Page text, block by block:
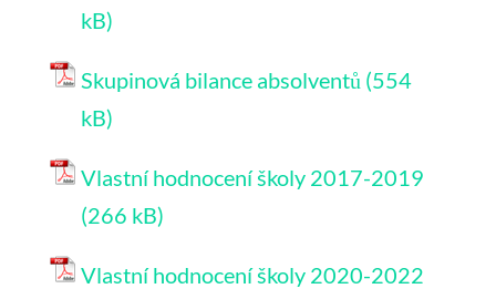
Skupinová bilance absolventů
Vlastní hodnocení školy 2017-2019
Vlastní hodnocení školy 2020-2022